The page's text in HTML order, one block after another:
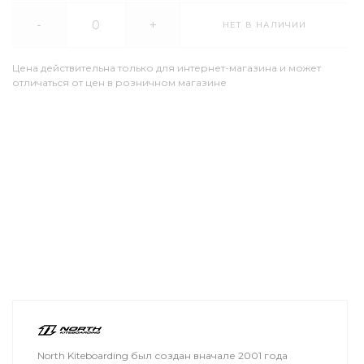
- + НЕТ В НАЛИЧИИ
Цена действительна только для интернет-магазина и может
отличаться от цен в розничном магазине
North Kiteboarding был создан вначале 2001 года